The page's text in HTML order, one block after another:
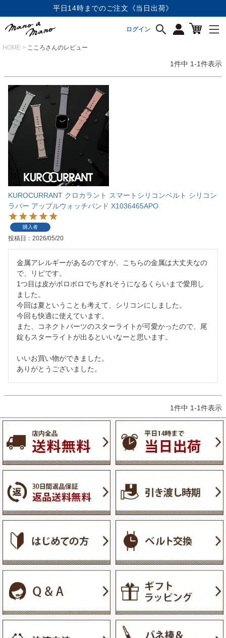
平日14時までのご注文《当日出荷》
ログイン
HOME こころさんのレビュー
1件中 1-1件表示
KUROCURRANT クロカラント スマートシリコンベルト シリコン
ラバー アップルウォッチバンド X1036465APO
購入者
投稿日 2026/05/20
金属アレルギーがあるのですが、こちらの金属は大丈夫なの
で、リピです。
1つ目は皮がボロボロでちぎれそうになるくらいまで愛用し
ました。
今回は夏ということも考えて、シリコンにしました。
今回も快適に使えています。
また、コネクトパーツのスターライトが可愛かったので、尾
錠もスターライトが出るといいなーと思います。
いいお買い物ができました。
ありがとうございました。
1件中 1-1件表示